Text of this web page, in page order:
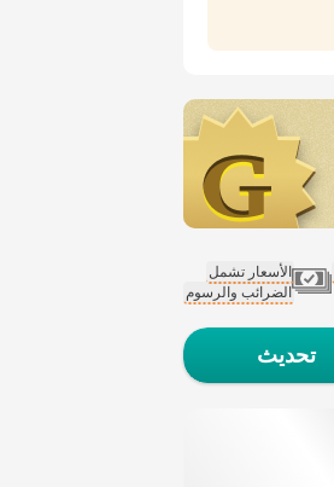
الأسعار تشمل
الضرائب والرسوم
تحديث